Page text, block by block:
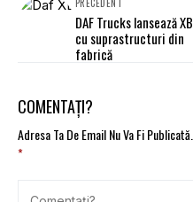
DAF Trucks lansează XB
cu suprastructuri din
fabrică
COMENTAȚI?
Adresa Ta De Email Nu Va Fi Publicată.
*